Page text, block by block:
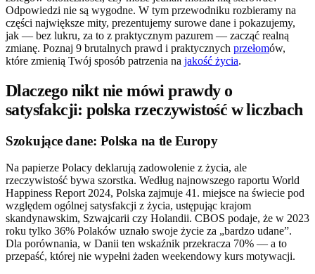
Odpowiedzi nie są wygodne. W tym przewodniku rozbieramy na
części największe mity, prezentujemy surowe dane i pokazujemy,
jak — bez lukru, za to z praktycznym pazurem — zacząć realną
zmianę. Poznaj 9 brutalnych prawd i praktycznych przełomów,
które zmienią Twój sposób patrzenia na jakość życia.
Dlaczego nikt nie mówi prawdy o
satysfakcji: polska rzeczywistość w liczbach
Szokujące dane: Polska na tle Europy
Na papierze Polacy deklarują zadowolenie z życia, ale
rzeczywistość bywa szorstka. Według najnowszego raportu World
Happiness Report 2024, Polska zajmuje 41. miejsce na świecie pod
względem ogólnej satysfakcji z życia, ustępując krajom
skandynawskim, Szwajcarii czy Holandii. CBOS podaje, że w 2023
roku tylko 36% Polaków uznało swoje życie za „bardzo udane”.
Dla porównania, w Danii ten wskaźnik przekracza 70% — a to
przepaść, której nie wypełni żaden weekendowy kurs motywacji.